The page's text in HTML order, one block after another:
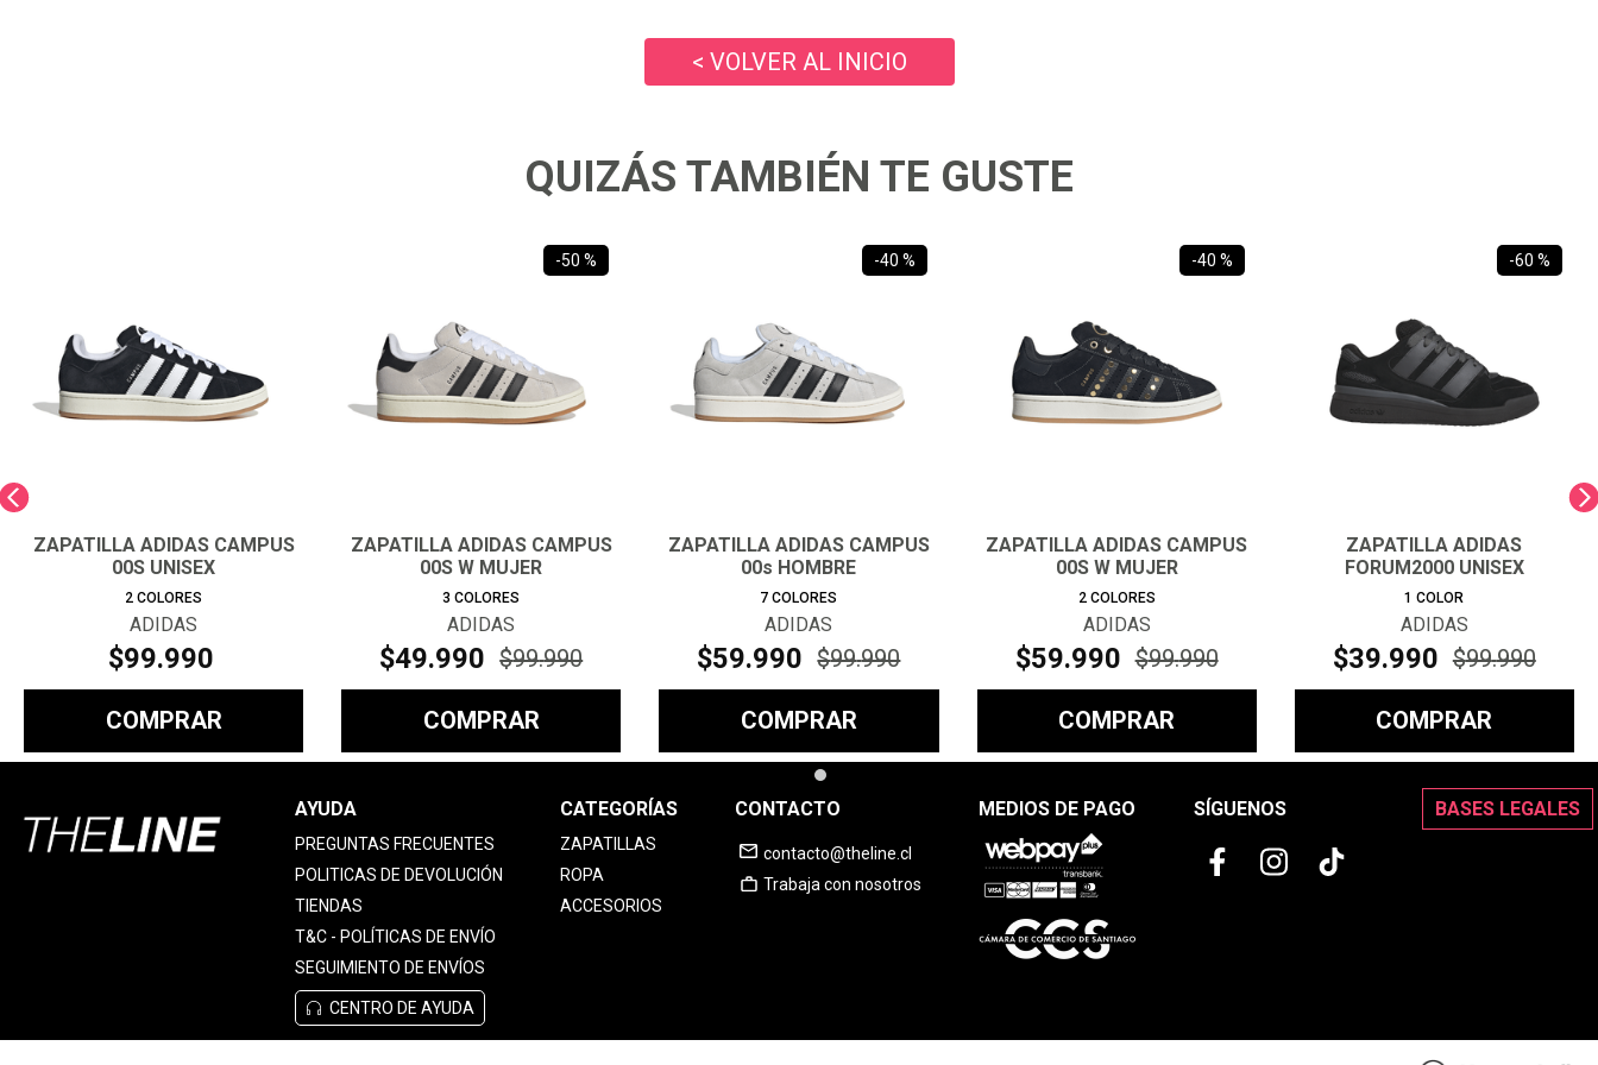
< VOLVER AL INICIO
QUIZÁS TAMBIÉN TE GUSTE
ZAPATILLA ADIDAS CAMPUS
00S UNISEX
2 COLORES
ADIDAS
$99.990
COMPRAR
-50 %
ZAPATILLA ADIDAS CAMPUS
00S W MUJER
3 COLORES
ADIDAS
$49.990 $99.990
COMPRAR
-40 %
ZAPATILLA ADIDAS CAMPUS
00s HOMBRE
7 COLORES
ADIDAS
$59.990 $99.990
COMPRAR
-40 %
ZAPATILLA ADIDAS CAMPUS
00S W MUJER
2 COLORES
ADIDAS
$59.990 $99.990
COMPRAR
-60 %
ZAPATILLA ADIDAS
FORUM2000 UNISEX
1 COLOR
ADIDAS
$39.990 $99.990
COMPRAR
AYUDA
PREGUNTAS FRECUENTES
POLITICAS DE DEVOLUCIÓN
TIENDAS
T&C - POLÍTICAS DE ENVÍO
SEGUIMIENTO DE ENVÍOS
CENTRO DE AYUDA
CATEGORÍAS
ZAPATILLAS
ROPA
ACCESORIOS
CONTACTO
contacto@theline.cl
Trabaja con nosotros
MEDIOS DE PAGO SÍGUENOS BASES LEGALES